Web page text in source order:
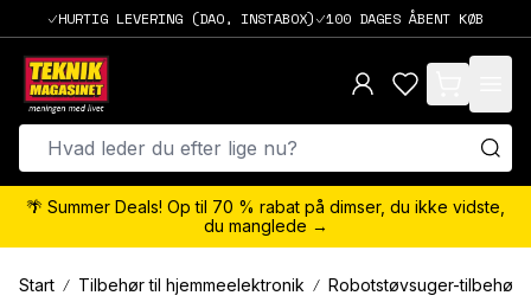
HURTIG LEVERING (DAO, INSTABOX) 100 DAGES ÅBENT KØB
items in cart,
🌴 Summer Deals! Op til 70 % rabat på dimser, du ikke vidste,
du manglede →
Start Tilbehør til hjemmeelektronik Robotstøvsuger-tilbehør